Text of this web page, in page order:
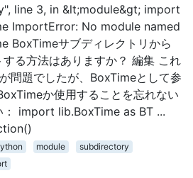
line 3, in &lt;module&gt; import
ImportError: No module named
BoxTimeサブディレクトリから
する方法はありますか？ 編集 これ
が問題でしたが、BoxTimeとして参
か使用することを忘れない
： import lib.BoxTime as BT ...
module
subdirectory